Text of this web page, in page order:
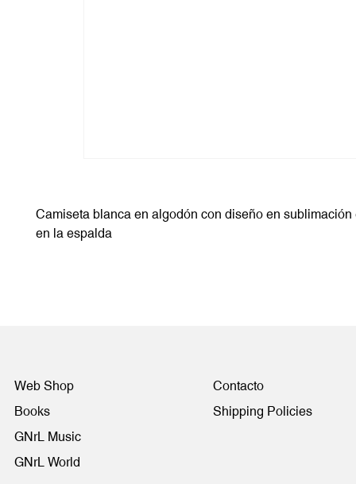
Camiseta blanca en algodón con diseño en sublimación
en la espalda
Web Shop
Books
GNrL Music
GNrL World
Contacto
Shipping Policies